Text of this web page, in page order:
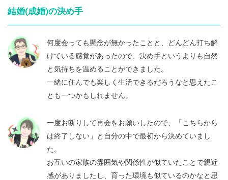
結婚(成婚)の決め手
何度会っても懸念が無かったことと、どんどん打ち解
けている感覚があったので、決め手というよりも自然
と気持ちを温めることができました。
一緒に住んでも楽しく生活できるだろうなと思えたこ
とも一つかもしれません。
一度お断りして再会をお願いしたので、「こちらから
は終了しない」と自分の中で最初から決めていまし
た。
お互いの家族の雰囲気や関係性が似ていたことで親近
感がありましたし、育った環境も似ているのかなと思